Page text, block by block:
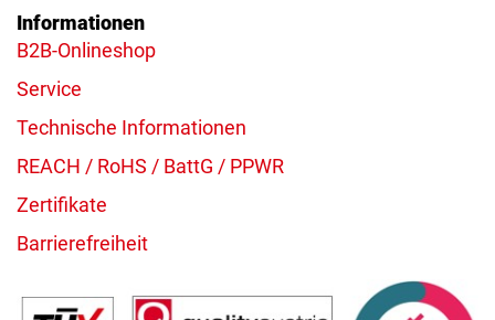
Informationen
B2B-Onlineshop
Service
Technische Informationen
REACH / RoHS / BattG / PPWR
Zertifikate
Barrierefreiheit